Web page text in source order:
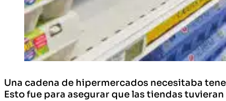
Una cadena de hipermercados necesitaba
Esto fue para asegurar que las tiendas